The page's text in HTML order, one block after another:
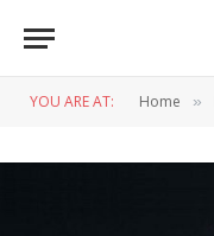
YOU ARE AT: Home »